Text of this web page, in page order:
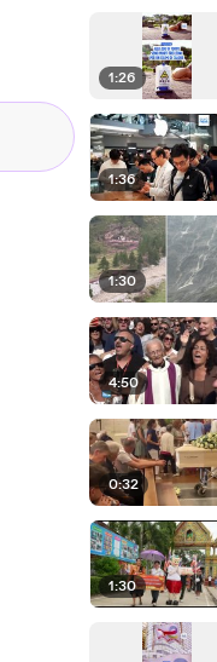
1:26
1:36
1:30
4:50
0:32
1:30